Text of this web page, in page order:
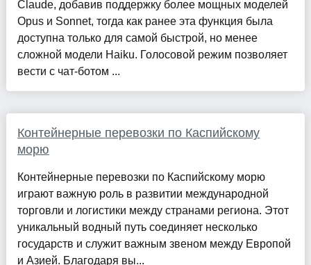
Claude, добавив поддержку более мощных моделей
Opus и Sonnet, тогда как ранее эта функция была
доступна только для самой быстрой, но менее
сложной модели Haiku. Голосовой режим позволяет
вести с чат-ботом ...
Контейнерные перевозки по Каспийскому
морю
Контейнерные перевозки по Каспийскому морю
играют важную роль в развитии международной
торговли и логистики между странами региона. Этот
уникальный водный путь соединяет несколько
государств и служит важным звеном между Европой
и Азией. Благодаря вы...